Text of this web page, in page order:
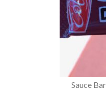
Sauce